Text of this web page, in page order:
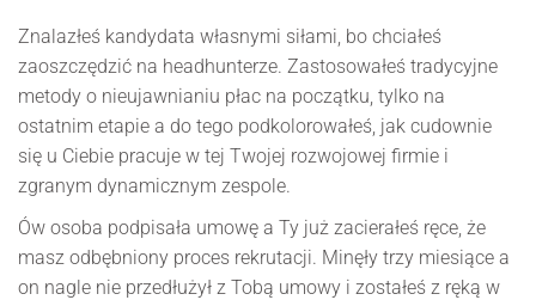
Znalazłeś kandydata własnymi siłami, bo chciałeś
zaoszczędzić na headhunterze. Zastosowałeś tradycyjne
metody o nieujawnianiu płac na początku, tylko na
ostatnim etapie a do tego podkolorowałeś, jak cudownie
się u Ciebie pracuje w tej Twojej rozwojowej firmie i
zgranym dynamicznym zespole.
Ów osoba podpisała umowę a Ty już zacierałeś ręce, że
masz odbębniony proces rekrutacji. Minęły trzy miesiące a
on nagle nie przedłużył z Tobą umowy i zostałeś z ręką w